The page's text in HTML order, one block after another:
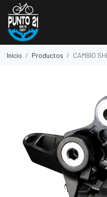
Inicio Productos CAMBIO